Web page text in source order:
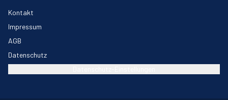
Kontakt
Impressum
AGB
Datenschutz